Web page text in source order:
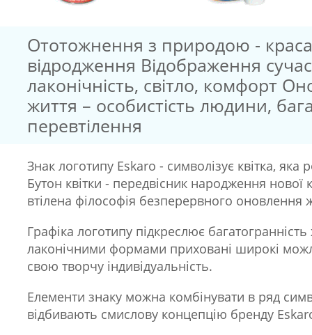
Ототожнення з природою -
відродження Відображення
лаконічність, світло, комфорт
життя – особистість людини,
перевтілення
Знак логотипу Eskaro - символізує квітка, яка
Бутон квітки - передвісник народження
втілена філософія безперервного оновлення
Графіка логотипу підкреслює
лаконічними формами приховані широкі
свою творчу індивідуальність.
Елементи знаку можна комбінувати в ряд
відбивають смислову концепцію бренду